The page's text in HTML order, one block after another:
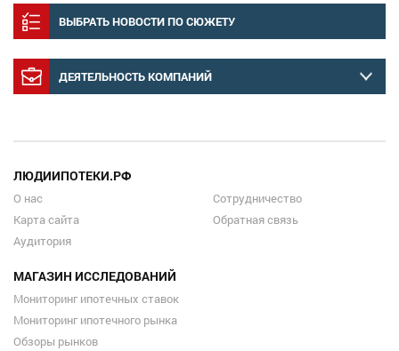
ВЫБРАТЬ НОВОСТИ ПО СЮЖЕТУ
ДЕЯТЕЛЬНОСТЬ КОМПАНИЙ
ЛЮДИИПОТЕКИ.РФ
О нас
Карта сайта
Аудитория
Сотрудничество
Обратная связь
МАГАЗИН ИССЛЕДОВАНИЙ
Мониторинг ипотечных ставок
Мониторинг ипотечного рынка
Обзоры рынков